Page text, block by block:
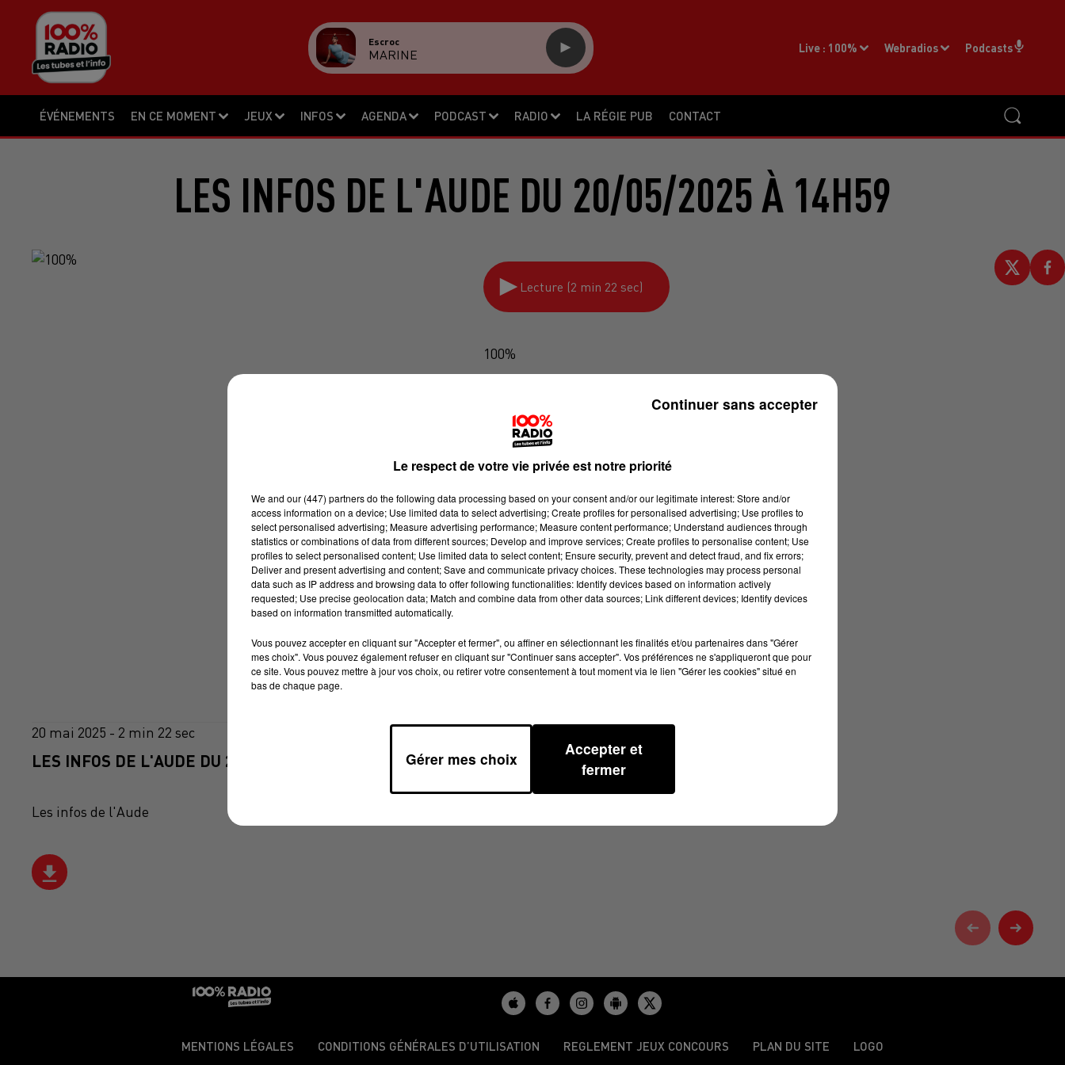
ÉVÉNEMENTS EN CE MOMENT JEUX INFOS AGENDA PODCAST RADIO LA RÉGIE PUB CONTACT
Live : 100% Webradios Podcasts
Escroc
MARINE
LES INFOS DE L'AUDE DU 20/05/2025 À 14H59
Lecture (2 min 22 sec)
100%
20 mai 2025 - 2 min 22 sec
LES INFOS DE L'AUDE DU 20/05/2025 À 14H59
Les infos de l'Aude
MENTIONS LÉGALES CONDITIONS GÉNÉRALES D’UTILISATION REGLEMENT JEUX CONCOURS PLAN DU SITE LOGO
Le respect de votre vie privée est notre priorité
We and our (447) partnersdo the following data processing based on your consent and/or our legitimate interest: Store and/or
access information on a device; Use limited data to select advertising; Create profiles for personalised advertising; Use profiles to
select personalised advertising; Measure advertising performance; Measure content performance; Understand audiences through
statistics or combinations of data from different sources; Develop and improve services; Create profiles to personalise content; Use
profiles to select personalised content; Use limited data to select content; Ensure security, prevent and detect fraud, and fix errors;
Deliver and present advertising and content; Save and communicate privacy choices. These technologies may process personal
data such as IP address and browsing data to offer following functionalities: Identify devices based on information actively
requested; Use precise geolocation data; Match and combine data from other data sources; Link different devices; Identify devices
based on information transmitted automatically.
Vous pouvez accepter en cliquant sur "Accepter et fermer", ou affiner en sélectionnant les finalités et/ou partenaires dans "Gérer
mes choix". Vous pouvez également refuser en cliquant sur "Continuer sans accepter". Vos préférences ne s'appliqueront que pour
ce site. Vous pouvez mettre à jour vos choix, ou retirer votre consentement à tout moment via le lien "Gérer les cookies" situé en
bas de chaque page.
Gérer mes choix
Accepter et
fermer
Continuer sans accepter